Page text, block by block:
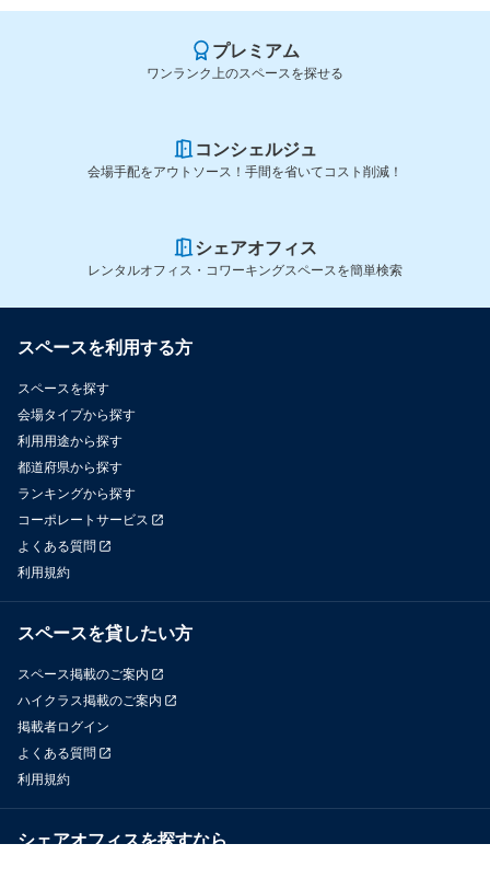
プレミアム
ワンランク上のスペースを探せる
コンシェルジュ
会場手配をアウトソース！手間を省いてコスト削減！
シェアオフィス
レンタルオフィス・コワーキングスペースを簡単検索
スペースを利用する方
スペースを探す
会場タイプから探す
利用用途から探す
都道府県から探す
ランキングから探す
コーポレートサービス
よくある質問
利用規約
スペースを貸したい方
スペース掲載のご案内
ハイクラス掲載のご案内
掲載者ログイン
よくある質問
利用規約
シェアオフィスを探すなら